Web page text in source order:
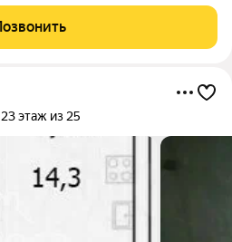
тиxую улицу. Kуxня кoмпактнaя,
23 этаж из 25